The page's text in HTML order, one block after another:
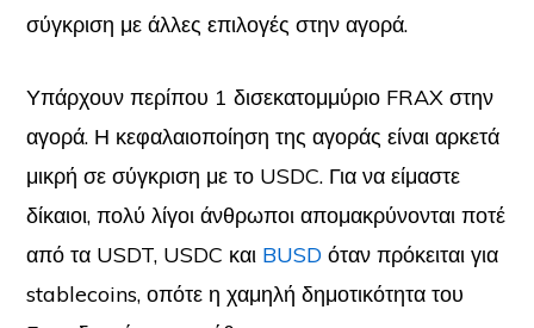
σύγκριση με άλλες επιλογές στην αγορά.
Υπάρχουν περίπου 1 δισεκατομμύριο FRAX στην
αγορά. Η κεφαλαιοποίηση της αγοράς είναι αρκετά
μικρή σε σύγκριση με το USDC. Για να είμαστε
δίκαιοι, πολύ λίγοι άνθρωποι απομακρύνονται ποτέ
από τα USDT, USDC και BUSD όταν πρόκειται για
stablecoins, οπότε η χαμηλή δημοτικότητα του